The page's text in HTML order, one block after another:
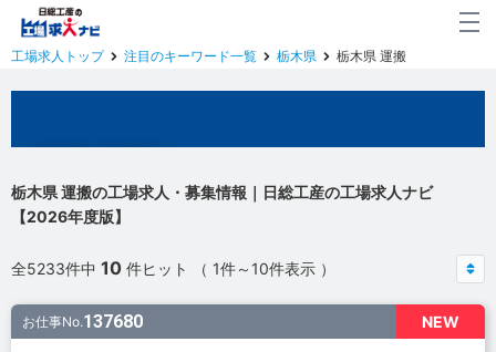
工場求人トップ 注目のキーワード一覧 栃木県 栃木県 運搬
栃木県 運搬の工場求人・募集情報｜日総工産の工場求人ナビ
【2026年度版】
全5233件中 10 件ヒット （ 1件～10件表示 ）
NEW
お仕事No.137680